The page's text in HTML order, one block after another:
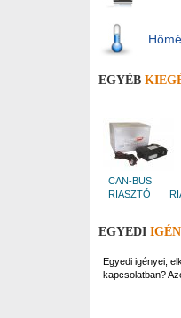
EGYÉB
CAN-BUS
RIASZTÓ
EGYEDI
Egyedi igényei,
kapcsolatban?